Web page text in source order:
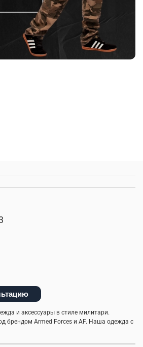
и аксессуары в стиле милитари.
брендом Armed Forces и AF. Наша одежда с